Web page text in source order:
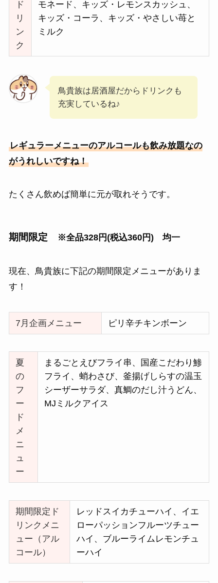
ド
リ
ン
ク
モネード、キッズ・レモンスカッシュ、
キッズ・コーラ、キッズ・やさしい苺と
ミルク
鳥貴族は居酒屋だからドリンクも
充実しているね♪
レギュラーメニューのアルコールも飲み放題なの
がうれしいですね！
たくさん飲めば簡単に元が取れそうです。
期間限定 ※全品328円(税込360円) 均一
現在、鳥貴族に下記の期間限定メニューがありま
す！
7月企画メニュー ピリ辛チキンボーン
夏
の
フ
ー
ド
メ
ニ
ュ
ー
まるごとえびフライ串、国産こだわり鯵
フライ、蛸わさび、釜揚げしらすの温玉
シーザーサラダ、真鯛のだし汁うどん、
MJミルクアイス
期間限定ド
リンクメニ
ュー（アル
コール）
レッドスイカチューハイ、イエ
ローパッションフルーツチュー
ハイ、ブルーライムレモンチュ
ーハイ